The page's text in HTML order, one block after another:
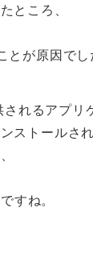
ところ、
が原因でし
るアプリ
ストールさ
すね。